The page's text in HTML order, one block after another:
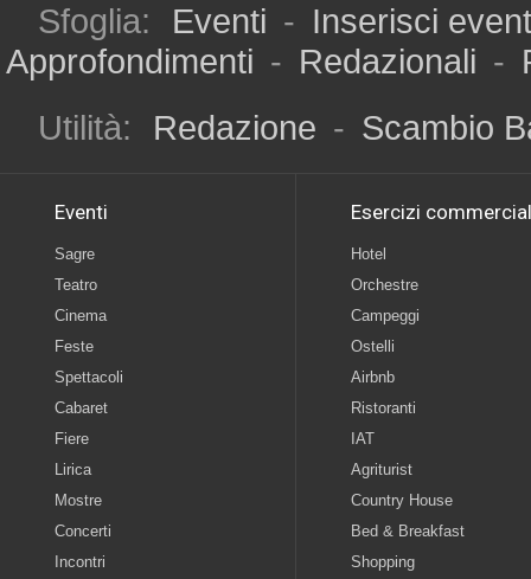
Sfoglia: Eventi - Inserisci
Approfondimenti - Redazionali -
Utilità:
Redazione - Scambio
Eventi
Sagre
Teatro
Cinema
Feste
Spettacoli
Cabaret
Fiere
Lirica
Mostre
Concerti
Incontri
Esercizi
Hotel
Orchestre
Campeggi
Ostelli
Airbnb
Ristoranti
IAT
Agriturist
Country House
Bed & Breakfast
Shopping